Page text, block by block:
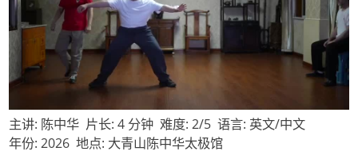
主讲: 陈中华 片长: 4 分钟 难度: 2/5 语言: 英文/中文
年份: 2026 地点: 大青山陈中华太极馆